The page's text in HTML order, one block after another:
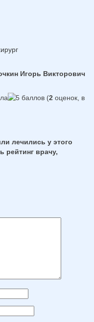
Игорь Викторович
(2 оценок, в
лечились у этого
рейтинг врачу,